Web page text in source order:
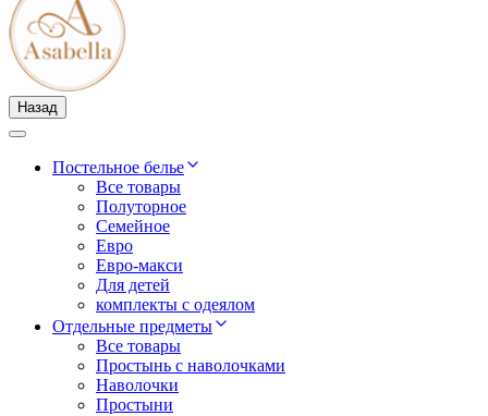
Назад
Постельное белье
Все товары
Полуторное
Семейное
Евро
Евро-макси
Для детей
комплекты с одеялом
Отдельные предметы
Все товары
Простынь с наволочками
Наволочки
Простыни